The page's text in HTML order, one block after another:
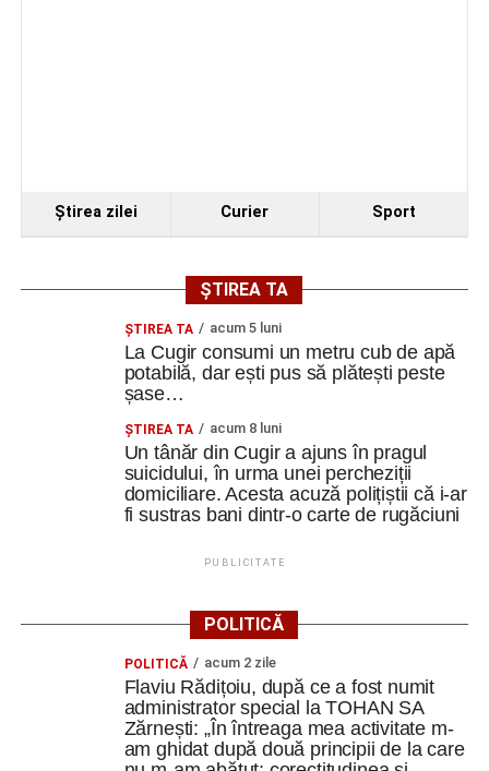
Ştirea zilei Curier Sport
ȘTIREA TA
ȘTIREA TA acum 5 luni
La Cugir consumi un metru cub de apă
potabilă, dar ești pus să plătești peste
șase…
ȘTIREA TA acum 8 luni
Un tânăr din Cugir a ajuns în pragul
suicidului, în urma unei percheziții
domiciliare. Acesta acuză polițiștii că i-ar
fi sustras bani dintr-o carte de rugăciuni
PUBLICITATE
POLITICĂ
POLITICĂ acum 2 zile
Flaviu Rădițoiu, după ce a fost numit
administrator special la TOHAN SA
Zărnești: „În întreaga mea activitate m-
am ghidat după două principii de la care